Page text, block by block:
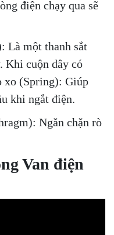
điện chạy qua sẽ
Là một thanh sắt
Khi cuộn dây có
xo (Spring): Giúp
khi ngắt điện.
Ngăn chặn rò
Van điện